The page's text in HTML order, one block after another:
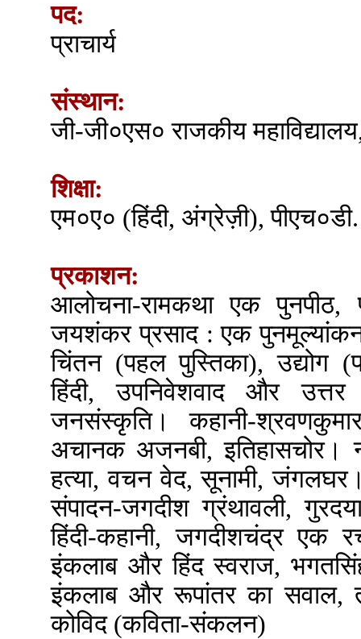
पद:
प्राचार्य
संस्थान:
जी-जी०एस० राजकीय
शिक्षा:
एम०ए० (हिंदी, अंग्रेज़ी), पीएच०डी.
प्रकाशन:
आलोचना-रामकथा एक पुनपीठ,
जयशंकर प्रसाद : एक पुनमूल्यांकन,
चिंतन (पहल पुस्तिका), उद्योग
हिंदी, उपनिवेशवाद और
जनसंस्कृति। कहानी-
अचानक अजनबी, इतिहासचोर।
हत्या, वचन वेद, सूनामी,
संपादन-जगदीश ग्रंथावली,
हिंदी-कहानी, जगदीशचंद्र एक
इंकलाब और हिंद स्वराज,
इंकलाब और रूपांतर का सवाल,
कोविद (कविता-संकलन)